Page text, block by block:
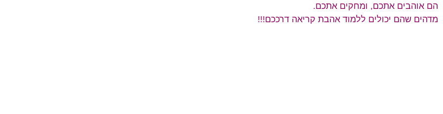
הם אוהבים אתכם, ומחקים אתכם.
מדהים שהם יכולים ללמוד אהבת קריאה דרככם!!!